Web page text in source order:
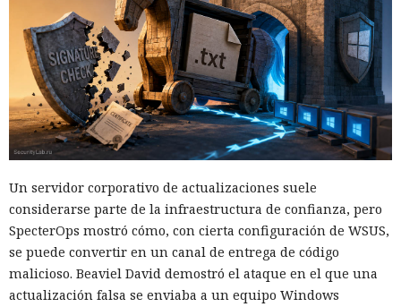
Un servidor corporativo de actualizaciones suele
considerarse parte de la infraestructura de confianza, pero
SpecterOps mostró cómo, con cierta configuración de WSUS,
se puede convertir en un canal de entrega de código
malicioso. Beaviel David demostró el ataque en el que una
actualización falsa se enviaba a un equipo Windows